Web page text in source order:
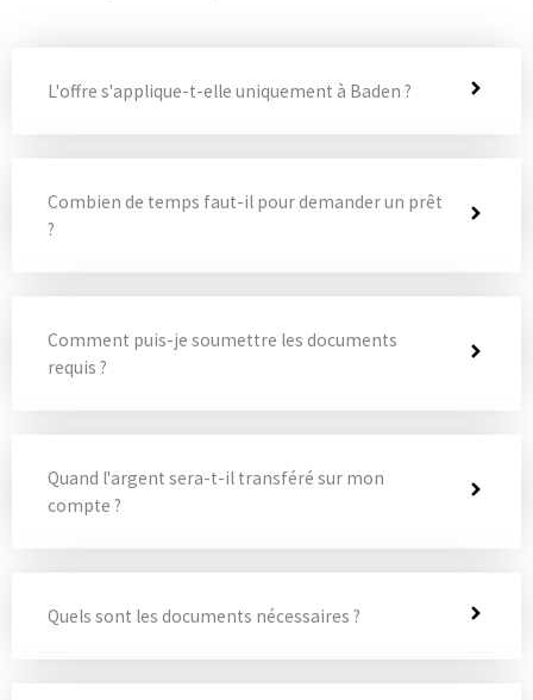
L'offre s'applique-t-elle uniquement à Baden ?
Combien de temps faut-il pour demander un prêt
?
Comment puis-je soumettre les documents
requis ?
Quand l'argent sera-t-il transféré sur mon
compte ?
Quels sont les documents nécessaires ?